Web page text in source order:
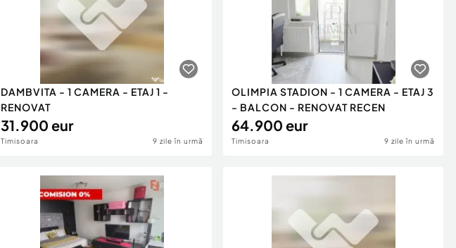
DAMBVITA - 1 CAMERA - ETAJ 1 -
RENOVAT
31.900 eur
Timisoara 9 zile în urmă
OLIMPIA STADION - 1 CAMERA - ETAJ 3
- BALCON - RENOVAT RECEN
64.900 eur
Timisoara 9 zile în urmă